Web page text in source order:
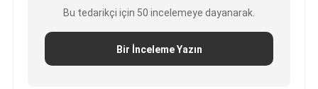
Bu tedarikçi için 50 incelemeye dayanarak.
Bir İnceleme Yazın